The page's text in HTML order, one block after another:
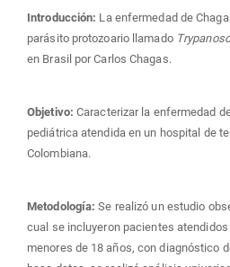
Introducción: La enfermedad de
parásito protozoario llamado
en Brasil por Carlos Chagas.
Objetivo: Caracterizar la enfermedad
pediátrica atendida en un hospital de
Colombiana.
Metodología:Se realizó un estudio
cual se incluyeron pacientes atendidos
menores de 18 años, con diagnóstico